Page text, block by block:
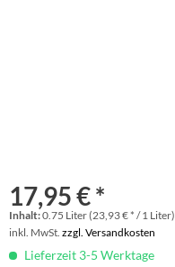
17,95 € *
Inhalt:0.75 Liter (23,93 € * / 1 Liter)
inkl. MwSt. zzgl. Versandkosten
Lieferzeit 3-5 Werktage